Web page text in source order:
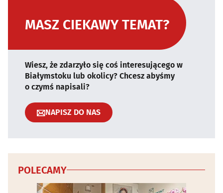
MASZ CIEKAWY TEMAT?
Wiesz, że zdarzyło się coś interesującego w
Białymstoku lub okolicy? Chcesz abyśmy
o czymś napisali?
NAPISZ DO NAS
POLECAMY